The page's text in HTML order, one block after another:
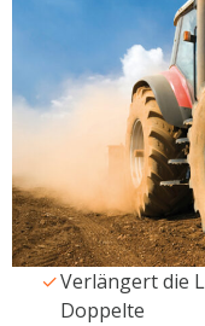
Verlängert die
Doppelte